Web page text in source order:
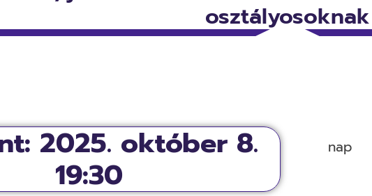
osztályosoknak
2025. október 8.
19:30
nap